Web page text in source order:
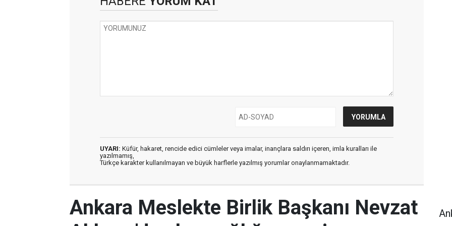
UYARI: Küfür, hakaret, rencide edici cümleler veya imalar, inançlara saldırı içeren, imla kuralları ile
yazılmamış,
Türkçe karakter kullanılmayan ve büyük harflerle yazılmış yorumlar onaylanmamaktadır.
Ankara Meslekte Birlik Başkanı Nevzat